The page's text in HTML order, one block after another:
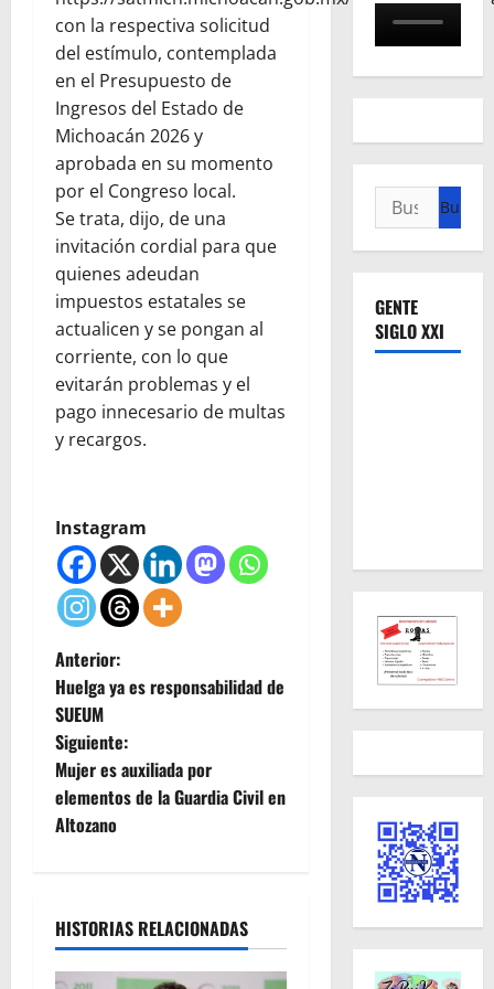
con la respectiva solicitud
del estímulo, contemplada
en el Presupuesto de
Ingresos del Estado de
Michoacán 2026 y
aprobada en su momento
por el Congreso local.
Se trata, dijo, de una
invitación cordial para que
quienes adeudan
impuestos estatales se
actualicen y se pongan al
corriente, con lo que
evitarán problemas y el
pago innecesario de multas
y recargos.
Instagram
N
a
v
e
c
Anterior:
Huelga ya es responsabilidad de
SUEUM
Siguiente:
Mujer es auxiliada por
elementos de la Guardia Civil en
Altozano
HISTORIAS RELACIONADAS
Buscar:
GENTE
SIGLO XXI